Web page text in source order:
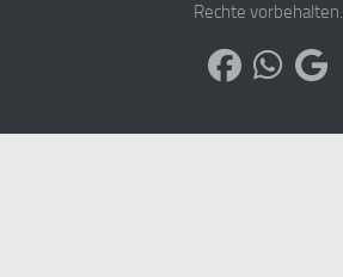
Rechte vorbehalten.